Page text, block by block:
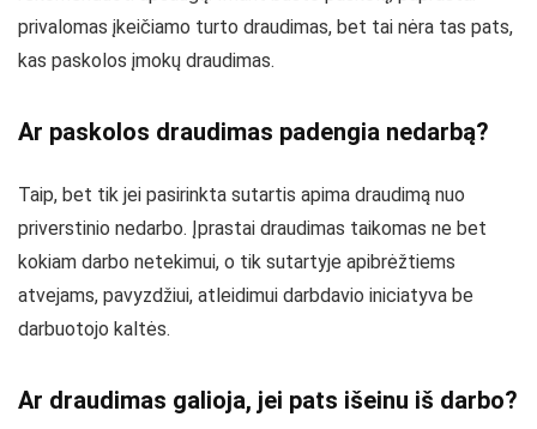
privalomas įkeičiamo turto draudimas, bet tai nėra tas pats,
kas paskolos įmokų draudimas.
Ar paskolos draudimas padengia nedarbą?
Taip, bet tik jei pasirinkta sutartis apima draudimą nuo
priverstinio nedarbo. Įprastai draudimas taikomas ne bet
kokiam darbo netekimui, o tik sutartyje apibrėžtiems
atvejams, pavyzdžiui, atleidimui darbdavio iniciatyva be
darbuotojo kaltės.
Ar draudimas galioja, jei pats išeinu iš darbo?